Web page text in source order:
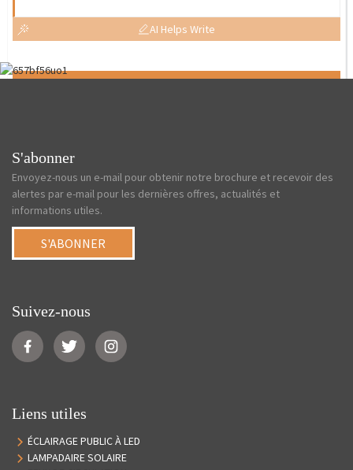
AI Helps Write
S'abonner
Envoyez-nous un e-mail pour obtenir notre brochure et recevoir des
alertes par e-mail pour les dernières offres, actualités et
informations utiles.
S'ABONNER
Suivez-nous
Liens utiles
ÉCLAIRAGE PUBLIC À LED
LAMPADAIRE SOLAIRE